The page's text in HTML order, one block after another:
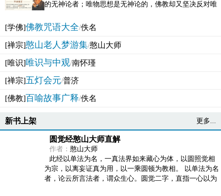
的无神论者；唯物思想是无神论的，佛教却又坚决反对唯
[学佛]佛教咒语大全/佚名
[禅宗]憨山老人梦游集/憨山大师
[唯识]唯识与中观/南怀瑾
[禅宗]五灯会元/普济
[佛教]百喻故事广释/佚名
新书上架 更多...
圆觉经憨山大师直解
作者： 憨山大师
此经以单法为名，一真法界如来藏心为体，以圆照觉相
为宗，以离妄证真为用，以一乘圆顿为教相。 以单法为名
者，论云所言法者，谓众生心。圆觉二字，直指一心以为